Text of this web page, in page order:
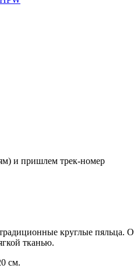
и пришлем трек-номер
круглые пяльца.
тканью.
см.